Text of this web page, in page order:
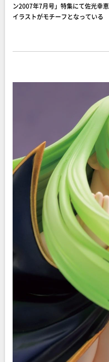
ン2007年7月号」特集にて佐光幸
イラストがモチーフとなっている